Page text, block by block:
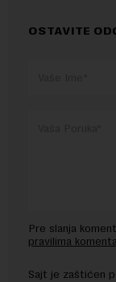
OSTAVITE
Pre slanja
pravilima
Sajt je zaštićen